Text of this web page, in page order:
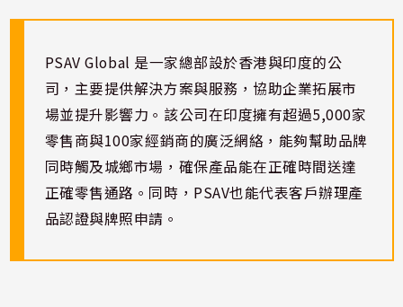
PSAV Global 是一家總部設於香港與印度的公
司，主要提供解決方案與服務，協助企業拓展市
場並提升影響力。該公司在印度擁有超過5,000家
零售商與100家經銷商的廣泛網絡，能夠幫助品牌
同時觸及城鄉市場，確保產品能在正確時間送達
正確零售通路。同時，PSAV也能代表客戶辦理產
品認證與牌照申請。